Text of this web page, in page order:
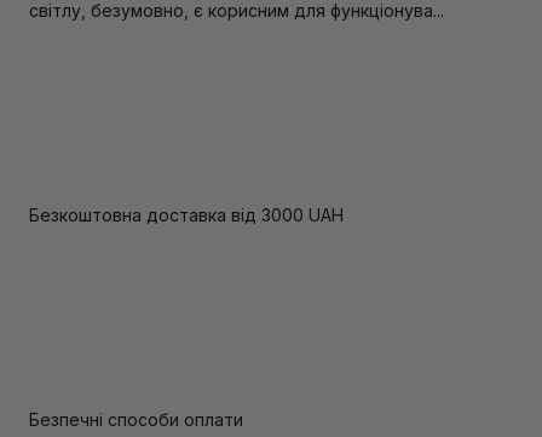
світлу, безумовно, є корисним для функціонува...
Безкоштовна доставка від 3000 UAH
Безпечні способи оплати